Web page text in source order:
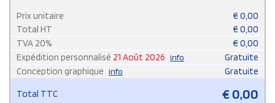
Prix unitaire € 0,00
Total HT
€ 0,00
TVA 20% € 0,00
Expédition personnalisé 21 Août 2026 info
Gratuite
Conception graphique info Gratuite
Total TTC €0,00